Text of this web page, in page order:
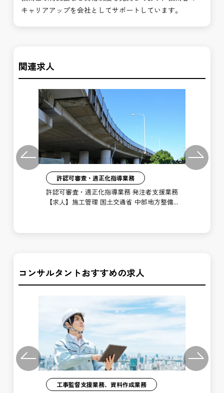
キャリアアップを会社としてサポートしています。
関連求人
Previous
許認可審査・適正化指導業務
許認可審査・適正化指導業務 発注者支援業務
【求人】施工管理 国土交通省 中部地方整備
Next
コンサルタントおすすめの求人
Previous
工事監督支援業務、資料作成業務
Next